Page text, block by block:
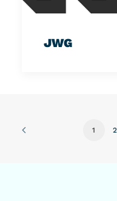
JWG
1 2